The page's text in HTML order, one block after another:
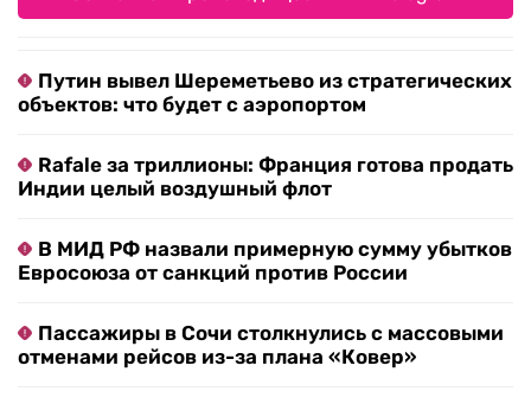
Путин вывел Шереметьево из стратегических
объектов: что будет с аэропортом
Rafale за триллионы: Франция готова продать
Индии целый воздушный флот
В МИД РФ назвали примерную сумму убытков
Евросоюза от санкций против России
Пассажиры в Сочи столкнулись с массовыми
отменами рейсов из-за плана «Ковер»